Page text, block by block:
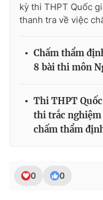
kỳ thi THPT Quốc
thanh tra về việc
Chấm thẩm
8 bài thi môn
Thi THPT
thi trắc nghiệm
chấm thẩm
0 0